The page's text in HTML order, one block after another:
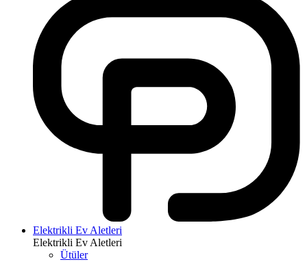
Elektrikli Ev Aletleri
Elektrikli Ev Aletleri
Ütüler